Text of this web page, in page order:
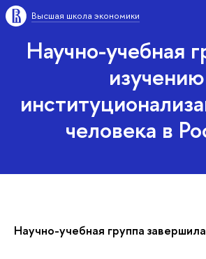
Высшая школа экономики
Научно-учебная
изучению
человека в
Научно-учебная группа